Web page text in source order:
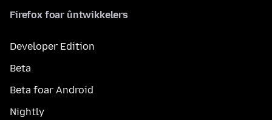
Firefox foar ûntwikkelers
Developer Edition
Beta
Beta foar Android
Nightly